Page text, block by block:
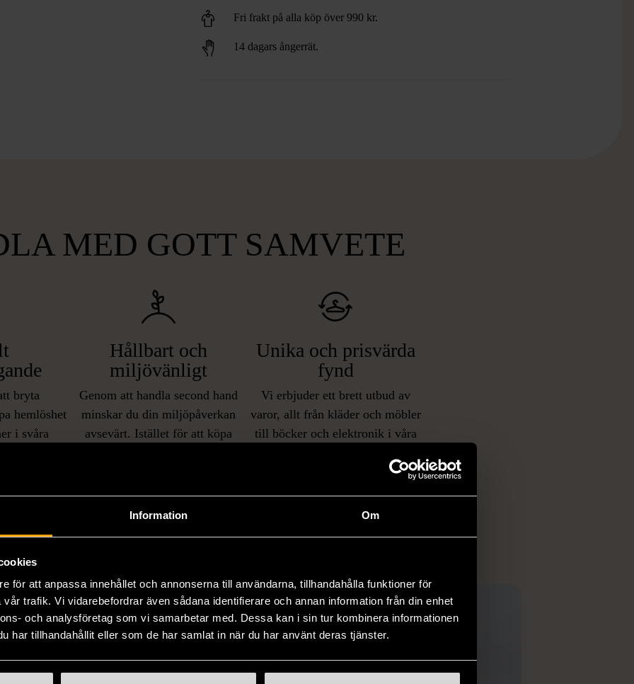
Information Om
för att anpassa innehållet och annonserna till användarna, tillhandahålla funktioner för
trafik. Vi vidarebefordrar även sådana identifierare och annan information från din enhet
och analysföretag som vi samarbetar med. Dessa kan i sin tur kombinera informationen
har tillhandahållit eller som de har samlat in när du har använt deras tjänster.
Fri frakt på alla köp över 990 kr.
14 dagars ångerrät.
MED GOTT SAMVETE
bryta
hemlöshet
i svåra
Hållbart och
miljövänligt
Genom att handla second hand
minskar du din miljöpåverkan
avsevärt. Istället för att köpa
Unika och prisvärda
fynd
Vi erbjuder ett brett utbud av
varor, allt från kläder och möbler
till böcker och elektronik i våra
unika och originella föremål som
PRODUKTER
Hitta produkter som påminner om denna